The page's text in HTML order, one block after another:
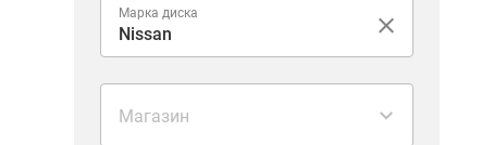
Марка диска
Магазин